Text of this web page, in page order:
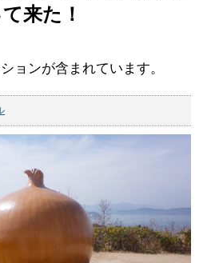
来た！
ョンが含まれています。